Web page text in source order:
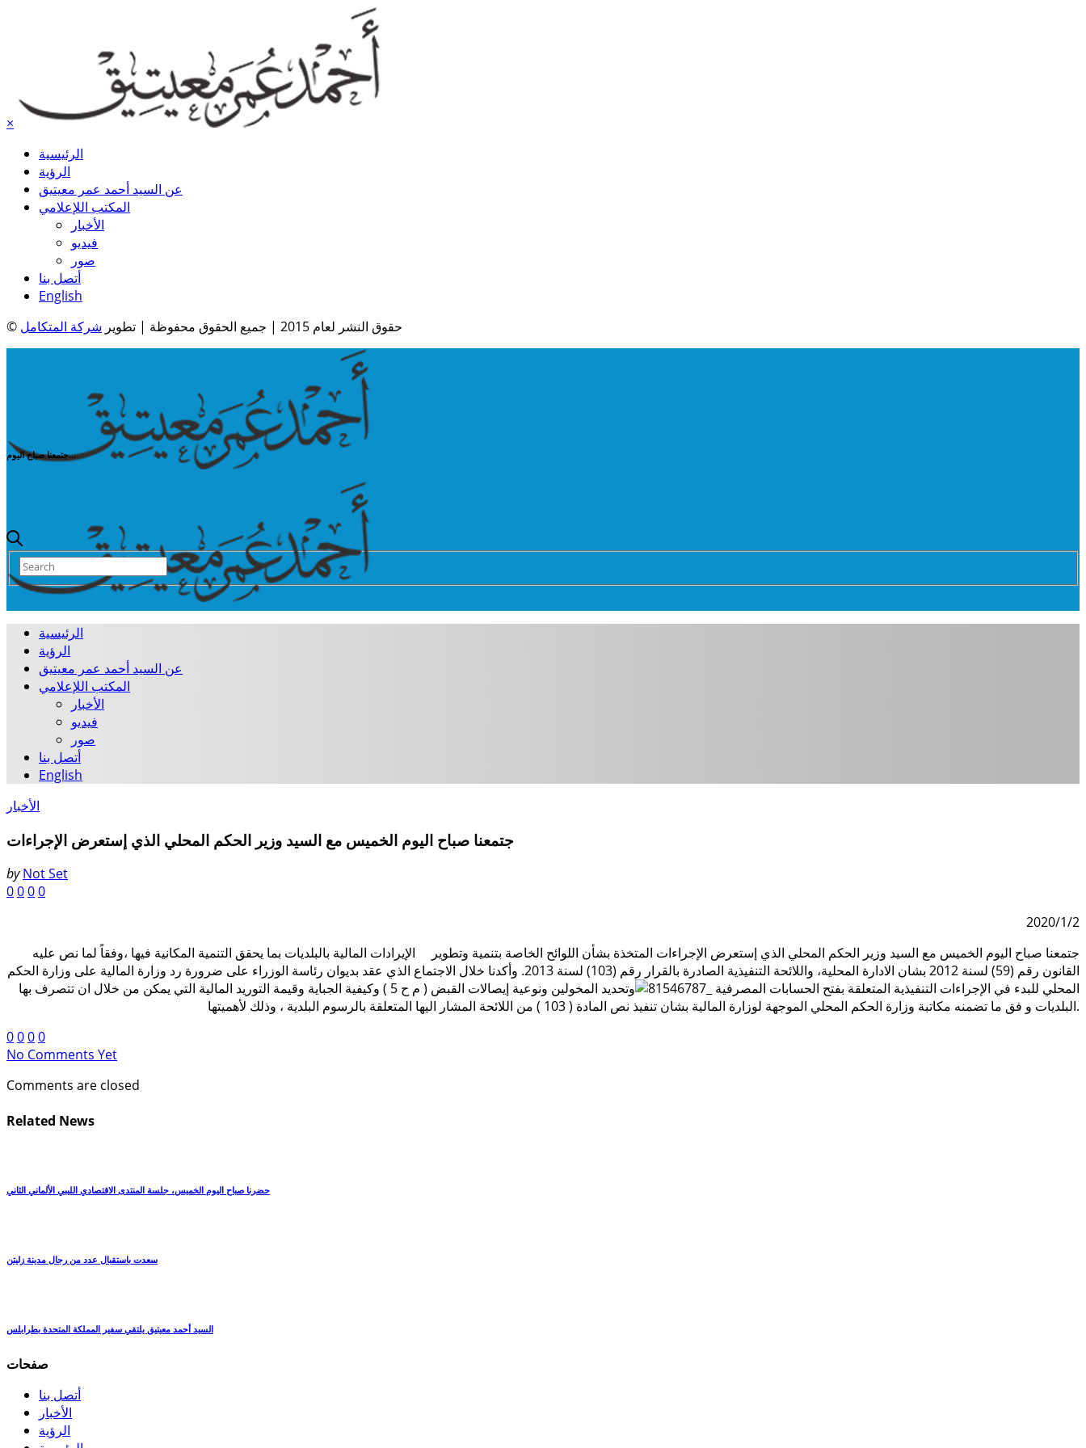
×
الرئيسية
الرؤية
عن السيد أحمد عمر معيتيق
المكتب اللإعلامي
الأخبار
فيديو
صور
أتصل بنا
English
© حقوق النشر لعام 2015 | جميع الحقوق محفوظة | تطوير
شركة المتكامل
جتمعنا صباح اليوم...
الرئيسية
الرؤية
عن السيد أحمد عمر معيتيق
المكتب اللإعلامي
الأخبار
فيديو
صور
أتصل بنا
English
الأخبار
جتمعنا صباح اليوم الخميس مع السيد وزير الحكم المحلي الذي إستعرض الإجراءات
by Not Set
0000
2020/1/2
جتمعنا صباح اليوم الخميس مع السيد وزير الحكم المحلي الذي إستعرض الإجراءات المتخذة بشأن اللوائح الخاصة بتنمية وتطوير الإيرادات المالية بالبلديات بما يحقق التنمية المكانية فيها ،وفقاً لما نص عليه
القانون رقم (59) لسنة 2012 بشان الادارة المحلية، واللائحة التنفيذية الصادرة بالقرار رقم (103) لسنة 2013. وأكدنا خلال الاجتماع الذي عقد بديوان رئاسة الوزراء على ضرورة رد وزارة المالية على وزارة الحكم
المحلي للبدء في الإجراءات التنفيذية المتعلقة بفتح الحسابات المصرفية
وتحديد المخولين ونوعية إيصالات القبض ( م ح 5 ) وكيفية الجباية وقيمة التوريد المالية التي يمكن من خلال ان تتصرف بها
البلديات و فق ما تضمنه مكاتبة وزارة الحكم المحلي الموجهة لوزارة المالية بشان تنفيذ نص المادة ( 103 ) من اللائحة المشار اليها المتعلقة بالرسوم البلدية ، وذلك لأهميتها.
0000
No Comments Yet
Comments are closed
Related News
حضرنا صباح اليوم الخميس، جلسة المنتدى الاقتصادي الليبي الألماني الثاني
سعدت باستقبال عدد من رجال مدينة زليتن
السيد أحمد معيتيق يلتقي سفير المملكة المتحدة بطرابلس
صفحات
أتصل بنا
الأخبار
الرؤية